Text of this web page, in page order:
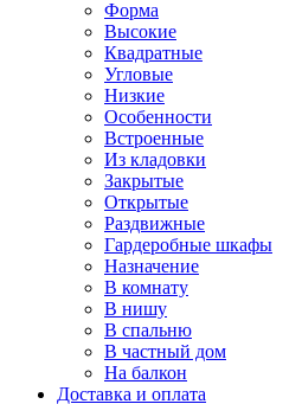
Форма
Высокие
Квадратные
Угловые
Низкие
Особенности
Встроенные
Из кладовки
Закрытые
Открытые
Раздвижные
Гардеробные шкафы
Назначение
В комнату
В нишу
В спальню
В частный дом
На балкон
Доставка и оплата